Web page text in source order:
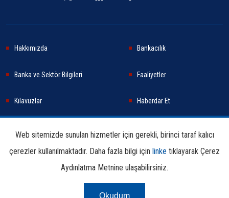
Hakkımızda Bankacılık
Banka ve Sektör Bilgileri Faaliyetler
Kılavuzlar Haberdar Et
Araştırma ve Yayınlar İletişim Bilgileri
Web sitemizde sunulan hizmetler için gerekli, birinci taraf kalıcı
çerezler kullanılmaktadır. Daha fazla bilgi için linke tıklayarak Çerez
Aydınlatma Metnine ulaşabilirsiniz.
Okudum